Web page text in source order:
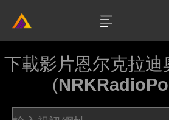
下載影片恩尔克拉迪
(